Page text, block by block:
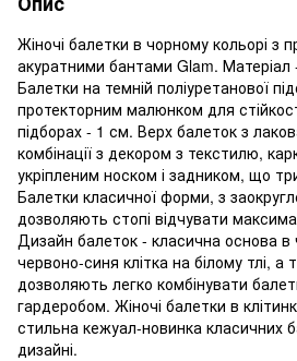
Жіночі балетки в чорному кольорі з
акуратними бантами Glam. Матеріал
Балетки на темній поліуретанової
протекторним малюнком для
підборах - 1 см. Верх балеток з
комбінації з декором з текстилю,
укріпленим носком і задником, що
Балетки класичної форми, з
дозволяють стопі відчувати
Дизайн балеток - класична основа в
червоно-синя клітка на білому тлі, а
дозволяють легко комбінувати
гардеробом. Жіночі балетки в
стильна кежуал-новинка класичних
дизайні.